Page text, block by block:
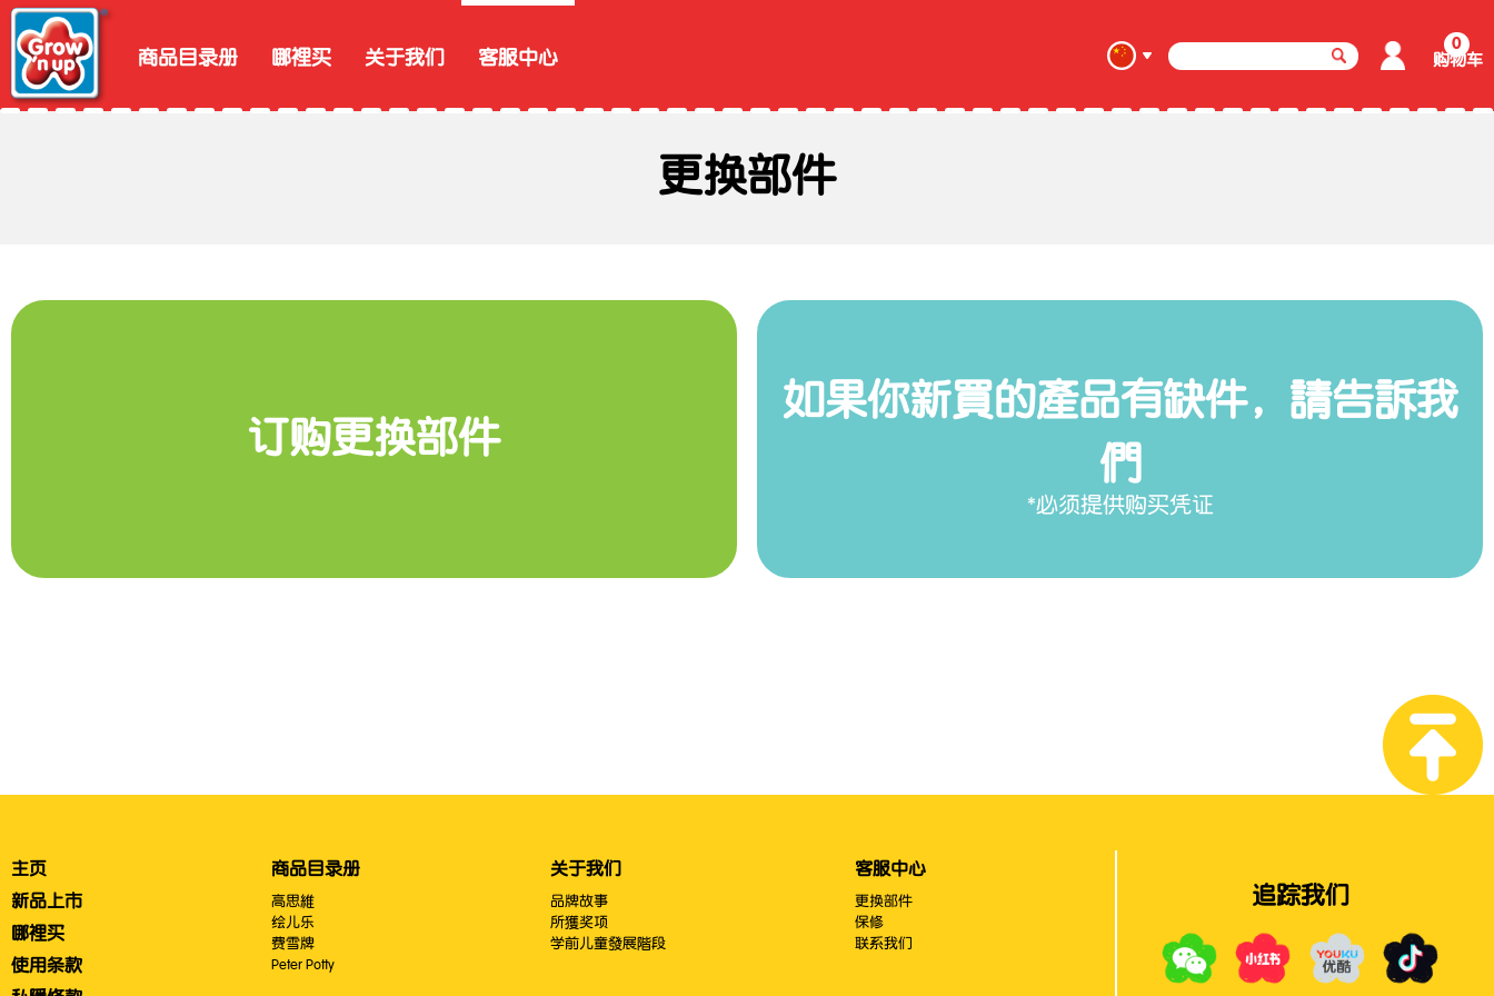
商品目录册 哪裡买 关于我们 客服中心
0
购物车
更换部件
订购更换部件
如果你新買的產品有缺件，請告訴我
們
*必须提供购买凭证
主页
新品上市
哪裡买
使用条款
商品目录册
高思維
绘儿乐
费雪牌
Peter Potty
关于我们
品牌故事
所獲奖项
学前儿童發展階段
客服中心
更换部件
保修
联系我们
追踪我们